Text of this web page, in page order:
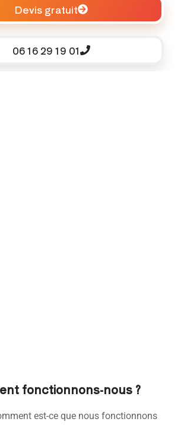
Devis gratuit
06 16 29 19 01
fonctionnons-nous ?
est-ce que nous fonctionnons